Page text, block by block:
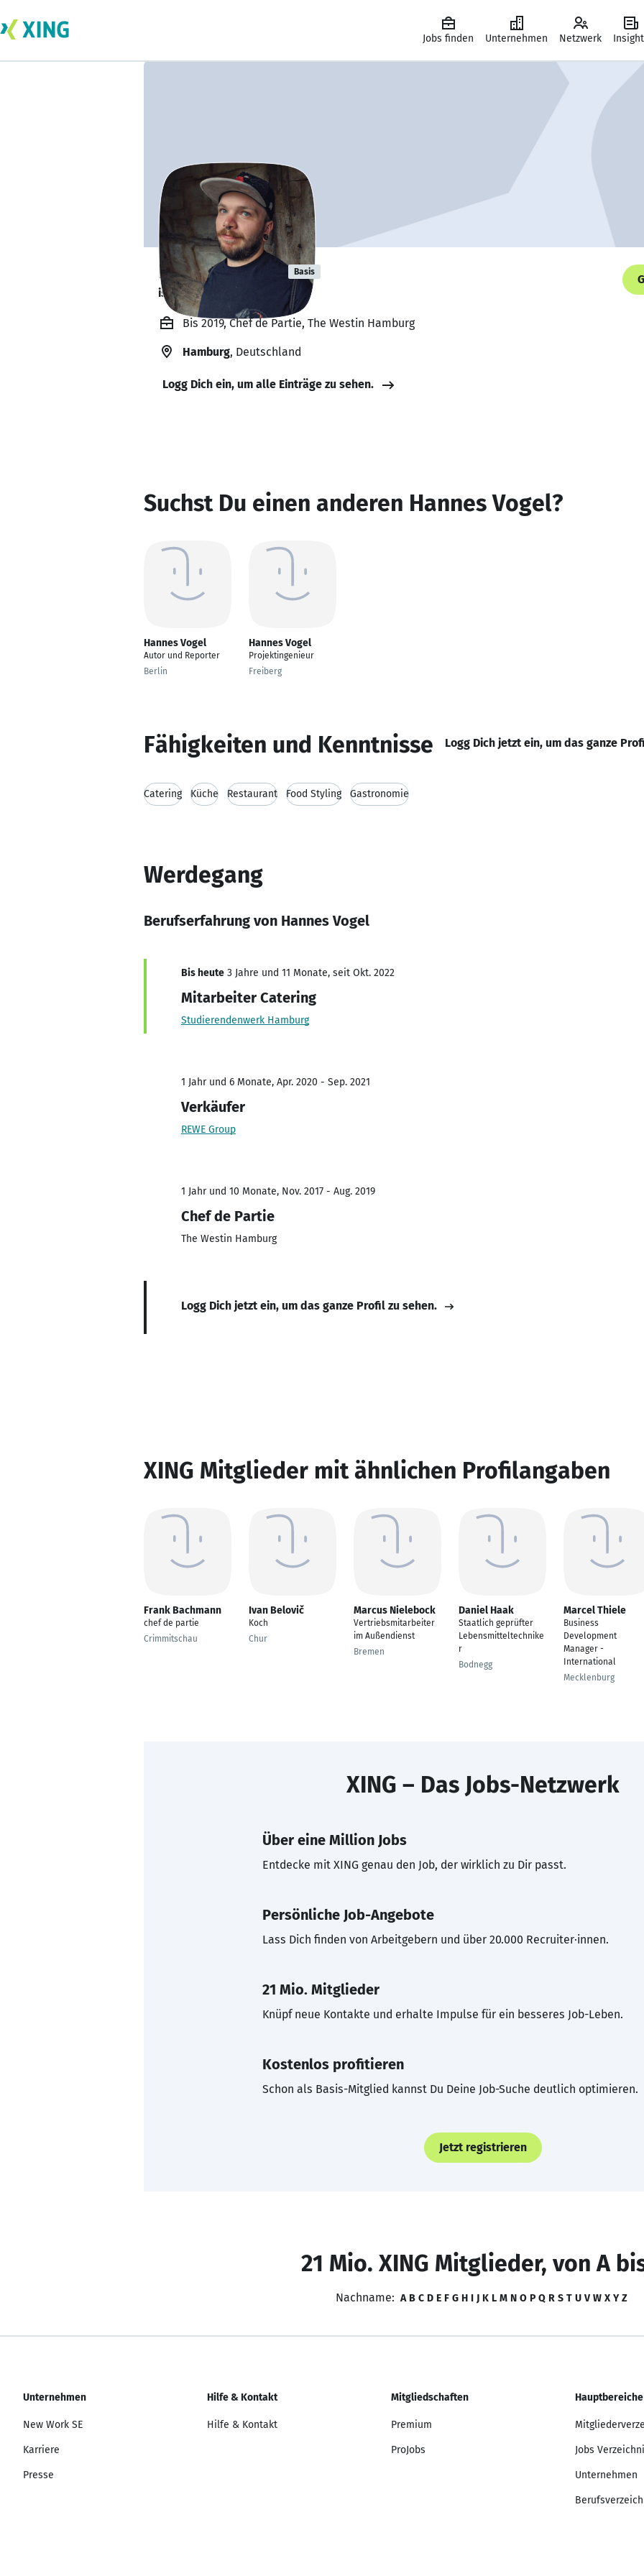
Jobs finden Unternehmen Netzwerk
Hannes Vogel Basis
ist offen für Projekte. 🔎
Bis 2019, Chef de Partie, The Westin Hamburg
Hamburg, Deutschland
Logg Dich ein, um alle Einträge zu sehen.
Suchst Du einen anderen Hannes Vogel?
Hannes Vogel
Autor und Reporter
Berlin
Hannes Vogel
Projektingenieur
Freiberg
Fähigkeiten und Kenntnisse Logg Dich jetzt ein, um das ganze
Catering Küche Restaurant Food Styling Gastronomie
Werdegang
Berufserfahrung von Hannes Vogel
Bis heute 3 Jahre und 11 Monate, seit Okt. 2022
Mitarbeiter Catering
Studierendenwerk Hamburg
1 Jahr und 6 Monate, Apr. 2020 - Sep. 2021
Verkäufer
REWE Group
1 Jahr und 10 Monate, Nov. 2017 - Aug. 2019
Chef de Partie
The Westin Hamburg
Logg Dich jetzt ein, um das ganze Profil zu sehen.
XING Mitglieder mit ähnlichen Profilangaben
Frank Bachmann
chef de partie
Crimmitschau
Ivan Belovič
Koch
Chur
Marcus Nielebock
Vertriebsmitarbeiter
im Außendienst
Bremen
Daniel Haak
Staatlich geprüfter
Lebensmitteltechnike
r
Bodnegg
Marcel Thiele
Business
Development
Manager -
International
Mecklenburg
XING – Das Jobs-Netzwerk
Über eine Million Jobs
Entdecke mit XING genau den Job, der wirklich zu Dir passt.
Persönliche Job-Angebote
Lass Dich finden von Arbeitgebern und über 20.000 Recruiter·innen.
21 Mio. Mitglieder
Knüpf neue Kontakte und erhalte Impulse für ein besseres Job-Leben.
Kostenlos profitieren
Schon als Basis-Mitglied kannst Du Deine Job-Suche deutlich optimieren.
Jetzt registrieren
21 Mio. XING Mitglieder, von A
Nachname: A B C D E F G H I J K L M N O P Q R S T U V W X Y Z
Unternehmen
New Work SE
Karriere
Presse
Hilfe & Kontakt
Hilfe & Kontakt
Mitgliedschaften
Premium
ProJobs
Hauptbereiche
Jobs
Unternehmen